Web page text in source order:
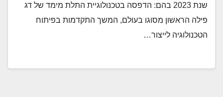
שנת 2023 בהם: הדפסה בטכנולוגיית התלת מימד של דג
פילה הראשון מסוגו בעולם, המשך התקדמות בפיתוח
הטכנולוגיה לייצור…